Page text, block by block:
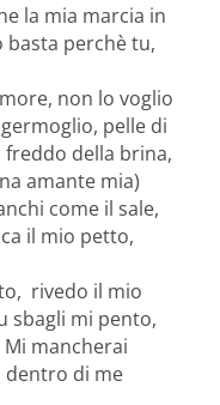
la mia marcia in
basta perchè tu,
non lo voglio
pelle di
della brina,
amante mia)
come il sale,
il mio petto,
rivedo il mio
sbagli mi pento,
mancherai
dentro di me